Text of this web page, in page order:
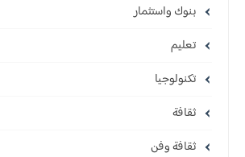
بنوك واستثمار
تعليم
تكنولوجيا
ثقافة
ثقافة وفن